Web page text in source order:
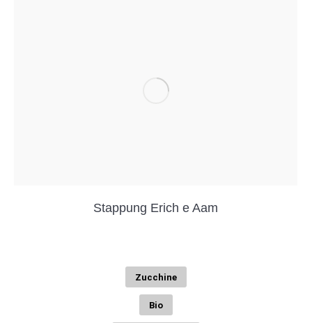
Stappung Erich e Aam
Zucchine
Bio